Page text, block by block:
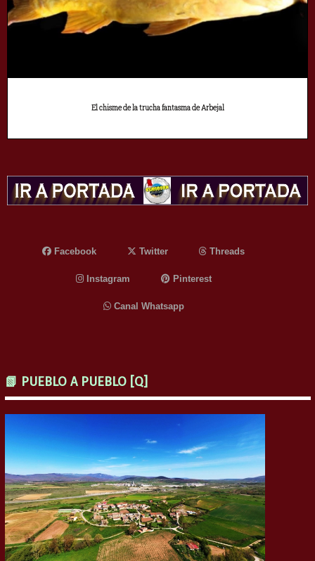
El chisme de la trucha fantasma de Arbejal
Facebook Twitter Threads
Instagram Pinterest
Canal Whatsapp
📗 PUEBLO A PUEBLO [Q]